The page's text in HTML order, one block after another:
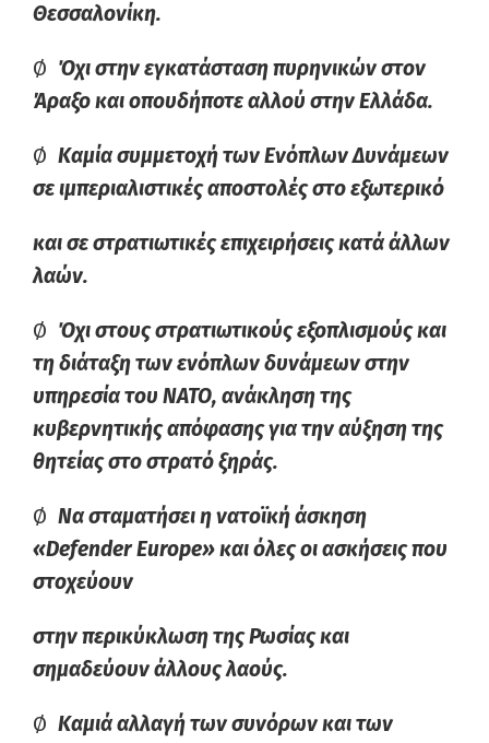
Θεσσαλονίκη.
Ø Όχι στην εγκατάσταση πυρηνικών στον
Άραξο και οπουδήποτε αλλού στην Ελλάδα.
Ø Καμία συμμετοχή των Ενόπλων Δυνάμεων
σε ιμπεριαλιστικές αποστολές στο εξωτερικό
και σε στρατιωτικές επιχειρήσεις κατά άλλων
λαών.
Ø Όχι στους στρατιωτικούς εξοπλισμούς και
τη διάταξη των ενόπλων δυνάμεων στην
υπηρεσία του ΝΑΤΟ, ανάκληση της
κυβερνητικής απόφασης για την αύξηση της
θητείας στο στρατό ξηράς.
Ø Να σταματήσει η νατοϊκή άσκηση
«Defender Europe» και όλες οι ασκήσεις που
στοχεύουν
στην περικύκλωση της Ρωσίας και
σημαδεύουν άλλους λαούς.
Ø Καμιά αλλαγή των συνόρων και των